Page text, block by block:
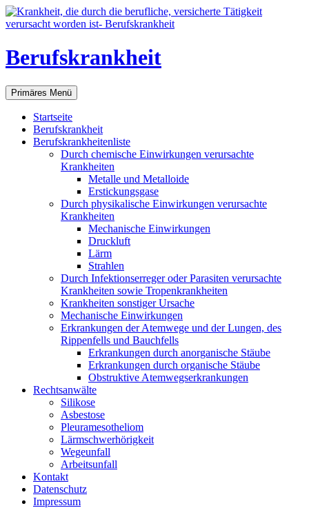
Berufskrankheit
Suchen
Primäres Menü Zum
Inhalt
Startseite
Berufskrankheit
Berufskrankheitenliste
Durch chemische Einwirkungen verursachte
Krankheiten
Metalle und Metalloide
Erstickungsgase
Durch physikalische Einwirkungen verursachte
Krankheiten
Mechanische Einwirkungen
Druckluft
Lärm
Strahlen
Durch Infektionserreger oder Parasiten verursachte
Krankheiten sowie Tropenkrankheiten
Krankheiten sonstiger Ursache
Mechanische Einwirkungen
Erkrankungen der Atemwege und der Lungen, des
Rippenfells und Bauchfells
Erkrankungen durch anorganische Stäube
Erkrankungen durch organische Stäube
Obstruktive Atemwegserkrankungen
Rechtsanwälte
Silikose
Asbestose
Pleuramesotheliom
Lärmschwerhörigkeit
Wegeunfall
Arbeitsunfall
Kontakt
Datenschutz
Impressum